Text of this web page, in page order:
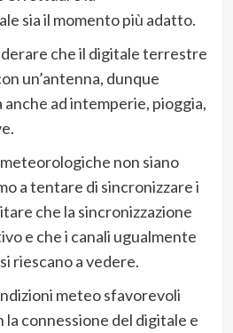
sia il momento più adatto.
che il digitale terrestre
un’antenna, dunque
anche ad intemperie, pioggia,
non siano
a tentare di sincronizzare i
che la sincronizzazione
e che i canali ugualmente
riescano a vedere.
meteo sfavorevoli
connessione del digitale e